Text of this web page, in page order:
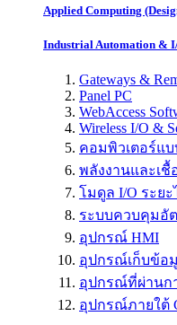
Applied Computing
Industrial Automation &
Gateways &
Panel PC
WebAccess
Wireless I/O &
คอมพิวเตอร์แ
พลังงานและเชื้
โมดูล I/O ระยะ
ระบบควบคุมอั
อุปกรณ์ HMI
อุปกรณ์เก็บข้อ
อุปกรณ์ที่ผ่านก
อุปกรณ์ภายใต้